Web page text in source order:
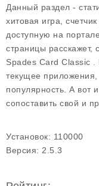
Данный раздел -
хитовая игра,
доступную на
страницы расскажет,
Spades Card Classic .
текущее
популярность. А вот
сопоставить свой и
Установок: 110000
Версия: 2.5.3